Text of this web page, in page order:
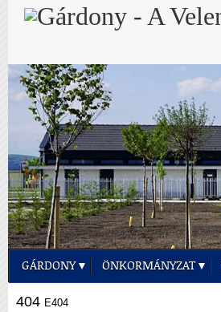
GÁRDONY ÖNKORMÁNYZAT
404 E404